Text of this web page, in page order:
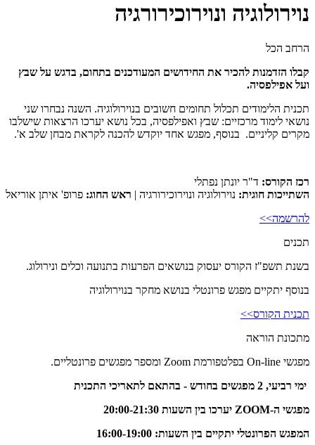
נוירולוגיה ונוירוכירורגיה
הרחב הכל
קבלו הזדמנות להכיר את החידושים המעודכנים בתחום, בדגש על שבץ
ועל אפילפסיה.
תכנית הלימודים תכלול תחומים חשובים בנוירולוגיה. השנה נבחרו שני
נושאי לימוד מרכזיים: שבץ ואפילפסיה, בכל נושא יערכו הרצאות שישלבו
מקרים קליניים. בנוסף, מפגש אחד יוקדש להכנה לקראת מבחן שלב א'.
רכז הקורס: ד"ר יונתן נפתלי
השתייכות חוגית: נוירולוגיה ונוירוכירורגיה | ראש החוג: פרופ' איתן אוריאל
להרשמה>>
תכנים
בשנת תשפ"ז הקורס יעסוק בנושאים הפרעות בתנועה וכלים ונירולוג.
בנוסף יתקיים מפגש פרונטלי בנושא מחקר בנוירולוגיה
תכנית הקורס>>
מתכונת הוראה
מפגשי On-line בפלטפורמת Zoom ומספר מפגשים פרונטליים.
ימי רביעי, 2 מפגשים בחודש - בהתאם לתאריכי התכנית
מפגשי ה-ZOOM יערכו בין השעות 20:00-21:30
המפגש הפרונטלי יתקיים בין השעות: 16:00-19:00